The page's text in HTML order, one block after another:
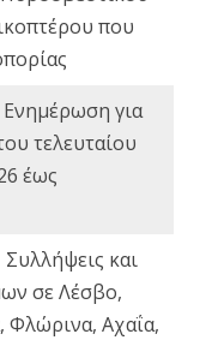
που
Ενημέρωση για
τελευταίου
έως
Συλλήψεις και
σε Λέσβο,
Φλώρινα, Αχαΐα,